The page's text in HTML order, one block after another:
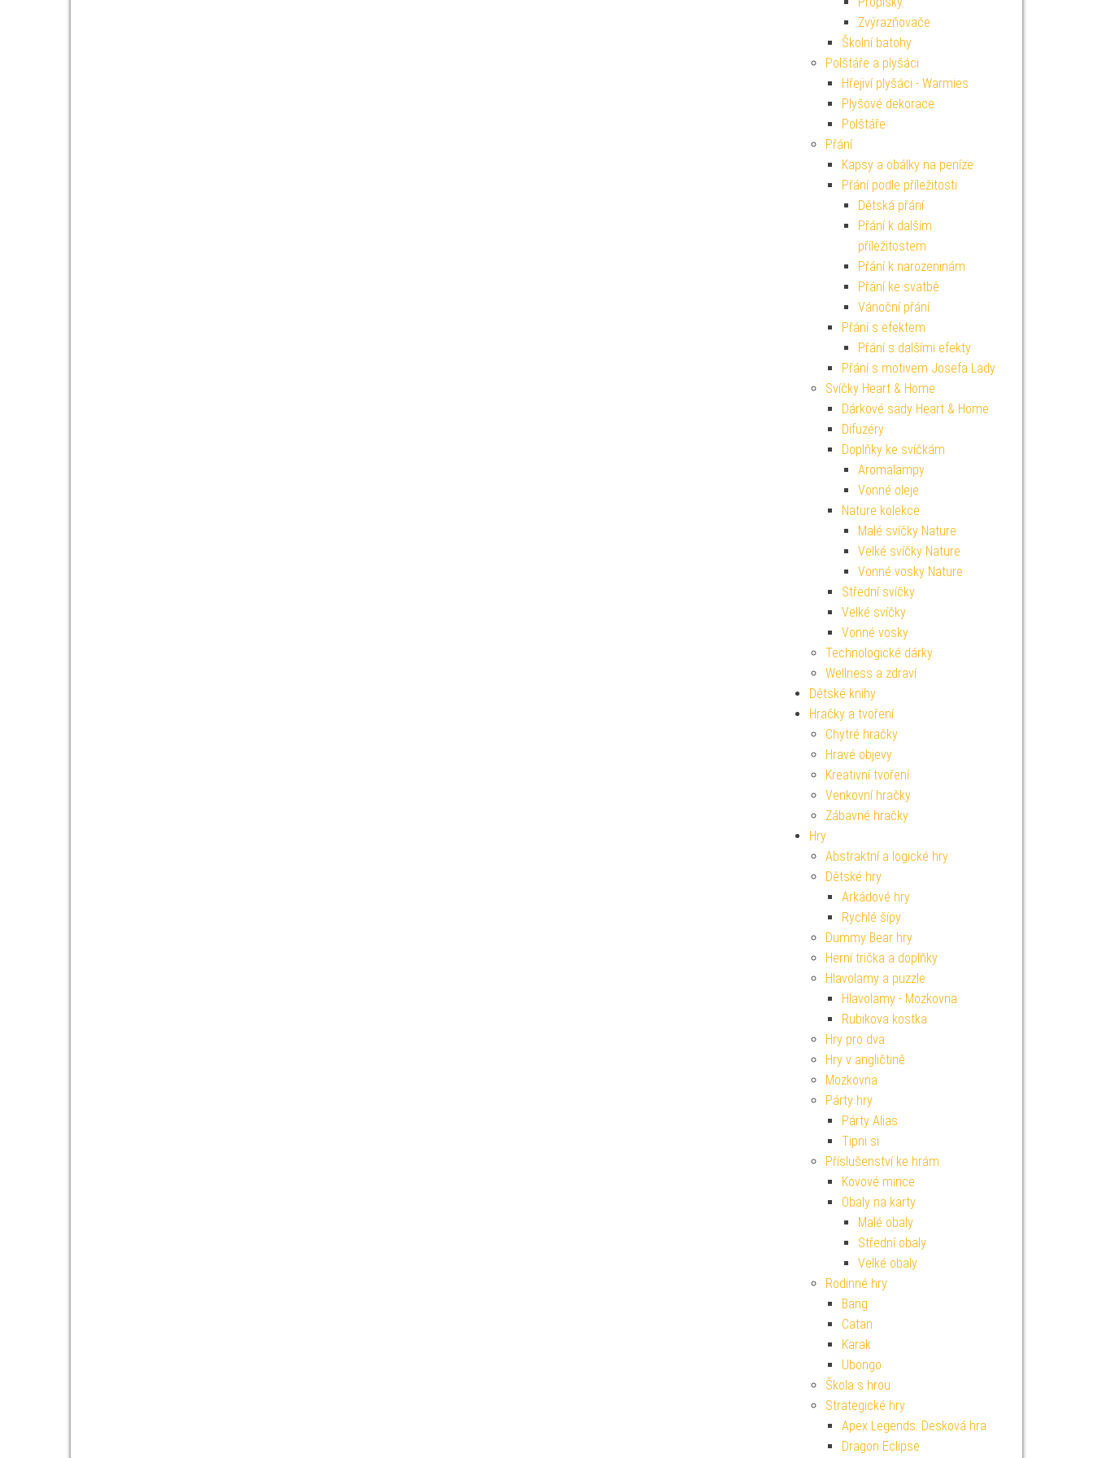
Zvýrazňovače
Školní batohy
Polštáře a plyšáci
Hřejiví plyšáci - Warmies
Plyšové dekorace
Polštáře
Přání
Kapsy a obálky na peníze
Přání podle příležitosti
Dětská přání
Přání k dalším
příležitostem
Přání k narozeninám
Přání ke svatbě
Vánoční přání
Přání s efektem
Přání s dalšími efekty
Přání s motivem Josefa Lady
Svíčky Heart & Home
Dárkové sady Heart & Home
Difuzéry
Doplňky ke svíčkám
Aromalampy
Vonné oleje
Nature kolekce
Malé svíčky Nature
Velké svíčky Nature
Vonné vosky Nature
Střední svíčky
Velké svíčky
Vonné vosky
Technologické dárky
Wellness a zdraví
Dětské knihy
Hračky a tvoření
Chytré hračky
Hravé objevy
Kreativní tvoření
Venkovní hračky
Zábavné hračky
Hry
Abstraktní a logické hry
Dětské hry
Arkádové hry
Rychlé šípy
Dummy Bear hry
Herní trička a doplňky
Hlavolamy a puzzle
Hlavolamy - Mozkovna
Rubikova kostka
Hry pro dva
Hry v angličtině
Mozkovna
Párty hry
Párty Alias
Tipni si
Příslušenství ke hrám
Kovové mince
Obaly na karty
Malé obaly
Střední obaly
Velké obaly
Rodinné hry
Bang
Catan
Karak
Ubongo
Škola s hrou
Strategické hry
Apex Legends: Desková hra
Dragon Eclipse